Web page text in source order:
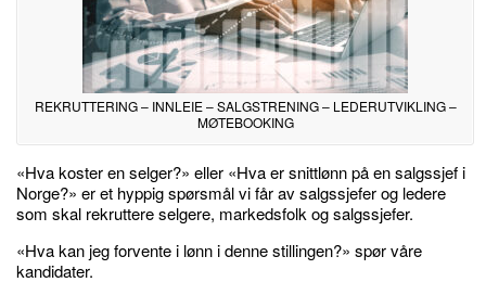
REKRUTTERING – INNLEIE – SALGSTRENING – LEDERUTVIKLING –
MØTEBOOKING
«Hva koster en selger?» eller «Hva er snittlønn på en salgssjef i
Norge?» er et hyppig spørsmål vi får av salgssjefer og ledere
som skal rekruttere selgere, markedsfolk og salgssjefer.
«Hva kan jeg forvente i lønn i denne stillingen?» spør våre
kandidater.